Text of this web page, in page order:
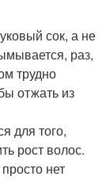
сок, а не
раз,
трудно
отжать из
для того,
рост волос.
нет